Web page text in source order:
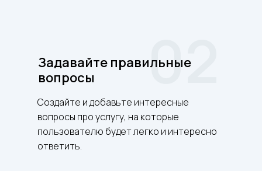
Задавайте правильные
вопросы
Создайте и добавьте интересные
вопросы про услугу, на которые
пользователю будет легко и интересно
ответить.
02